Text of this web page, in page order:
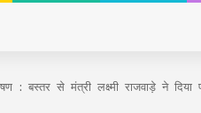
: बस्तर से मंत्री लक्ष्मी राजवाड़े ने